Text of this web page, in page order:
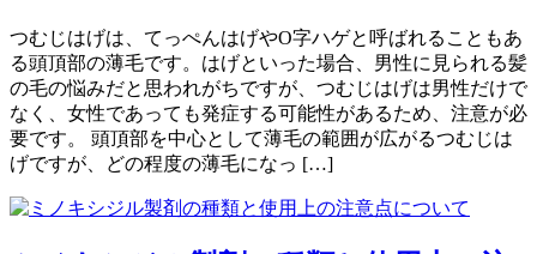
つむじはげは、てっぺんはげやO字ハゲと呼ばれることもあ
る頭頂部の薄毛です。はげといった場合、男性に見られる髪
の毛の悩みだと思われがちですが、つむじはげは男性だけで
なく、女性であっても発症する可能性があるため、注意が必
要です。 頭頂部を中心として薄毛の範囲が広がるつむじは
げですが、どの程度の薄毛になっ […]